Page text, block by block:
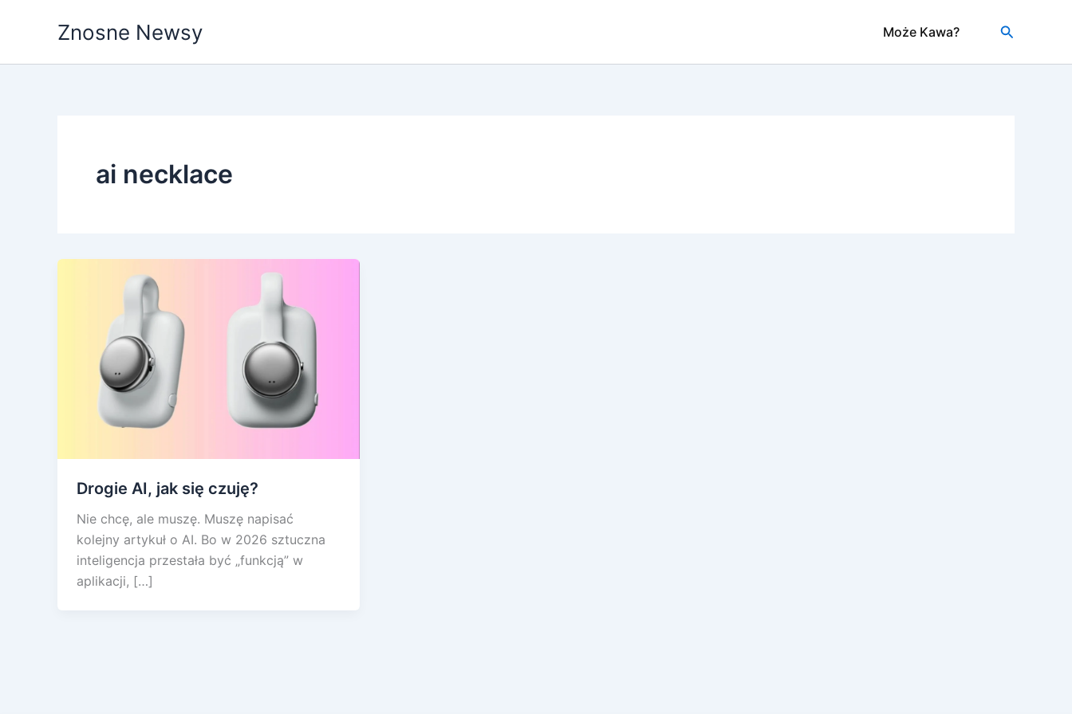
Znosne Newsy Może Kawa? Szukaj
ai necklace
Drogie AI, jak się czuję?
Nie chcę, ale muszę. Muszę napisać
kolejny artykuł o AI. Bo w 2026 sztuczna
inteligencja przestała być „funkcją” w
aplikacji, […]